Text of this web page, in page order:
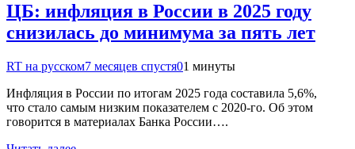
ЦБ: инфляция в России в 2025 году
снизилась до минимума за пять лет
RT на русском7 месяцев спустя01 минуты
Инфляция в России по итогам 2025 года составила 5,6%,
что стало самым низким показателем с 2020-го. Об этом
говорится в материалах Банка России….